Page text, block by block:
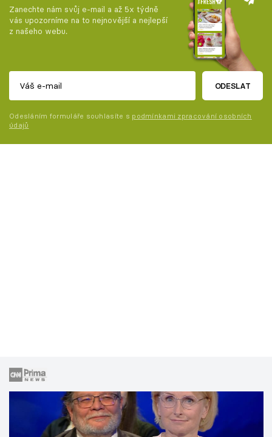
Zanechte nám svůj e-mail a až 5x týdně
vás upozorníme na to nejnovější a nejlepší
z našeho webu.
ODESLAT
Odesláním formuláře souhlasíte s podmínkami zpracování osobních
údajů